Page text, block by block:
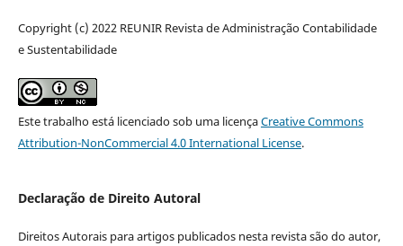
Copyright (c) 2022 REUNIR Revista de Administração Contabilidade
e Sustentabilidade
Este trabalho está licenciado sob uma licençaCreative Commons
Attribution-NonCommercial 4.0 International License.
Declaração de Direito Autoral
Direitos Autorais para artigos publicados nesta revista são do autor,